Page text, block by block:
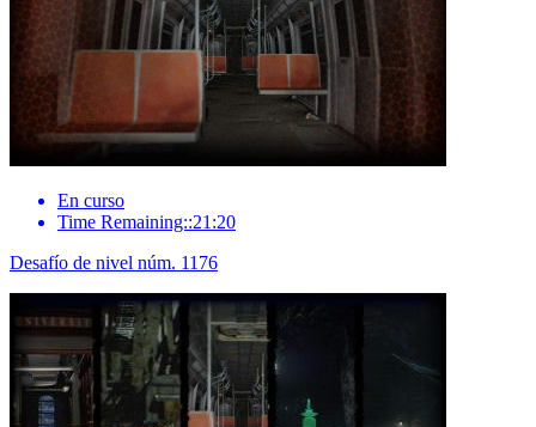
En curso
Time Remaining::21:20
Desafío de nivel núm. 1176